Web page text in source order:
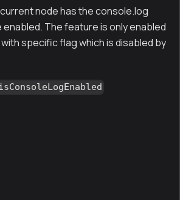
node has the console.log
The feature is only enabled
specific flag which is disabled by